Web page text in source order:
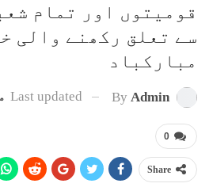
قومیتوں اور تمام
سے تعلق رکھنے والی
مبارکباد
By Admin
Last updated
0
Share